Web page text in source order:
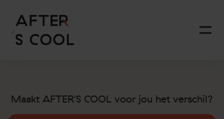
Maakt AFTER'S COOL voor jou het verschil?